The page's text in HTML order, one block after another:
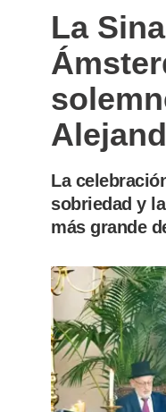
La
La
sobriedad y
más grande